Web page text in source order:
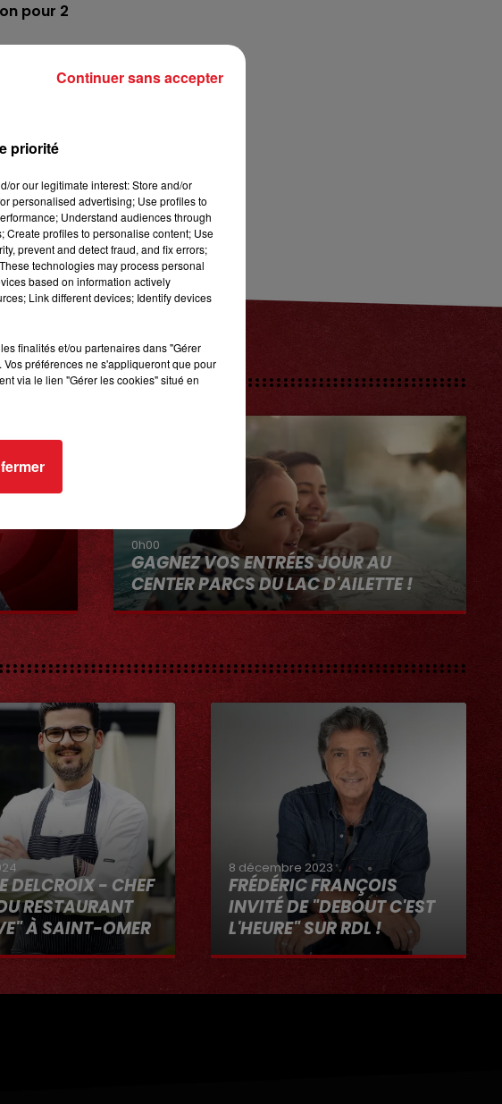
pour 2
les papilles…
0h00
GAGNEZ VOS ENTRÉES JOUR AU
CENTER PARCS DU LAC D'AILETTE !
DELCROIX - CHEF
RESTAURANT
À SAINT-OMER
dans "RDL ET
8 décembre 2023
FRÉDÉRIC FRANÇOIS
INVITÉ DE "DEBOUT C'EST
L'HEURE" SUR RDL !
8 décembre 2023
priorité
or our legitimate interest: Store and/or
personalised advertising; Use profiles to
Understand audiences through
Create profiles to personalise content; Use
prevent and detect fraud, and fix errors;
technologies may process personal
based on information actively
Link different devices; Identify devices
finalités et/ou partenaires dans "Gérer
préférences ne s'appliqueront que pour
via le lien "Gérer les cookies" situé en
Continuer sans accepter